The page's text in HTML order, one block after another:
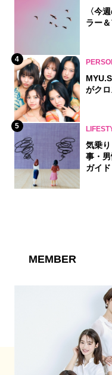
〈今
ラー
4
がク
5
気乗
事・
ガイド
MEMBER